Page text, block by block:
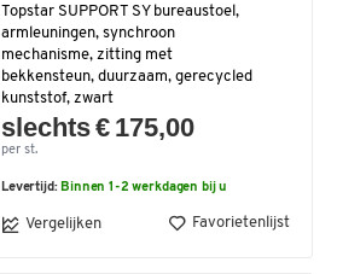
Topstar SUPPORT SY bureaustoel,
armleuningen, synchroon
mechanisme, zitting met
bekkensteun, duurzaam, gerecycled
kunststof, zwart
slechts € 175,00
per st.
Levertijd: Binnen 1-2 werkdagen bij u
Vergelijken Favorietenlijst